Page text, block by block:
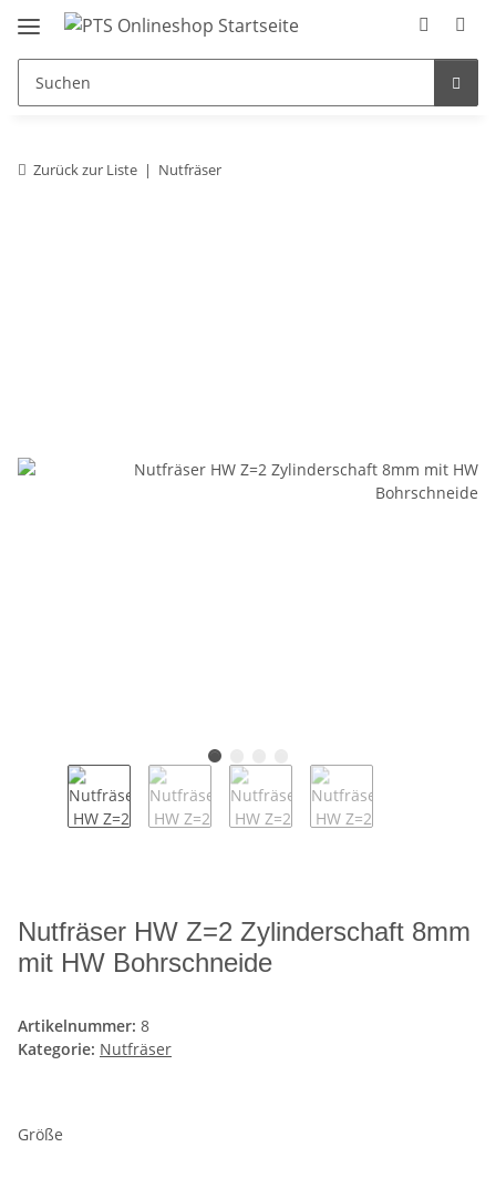
Zurück zur Liste Nutfräser
Nutfräser HW Z=2 Zylinderschaft 8mm
mit HW Bohrschneide
Artikelnummer: 8
Kategorie: Nutfräser
Größe